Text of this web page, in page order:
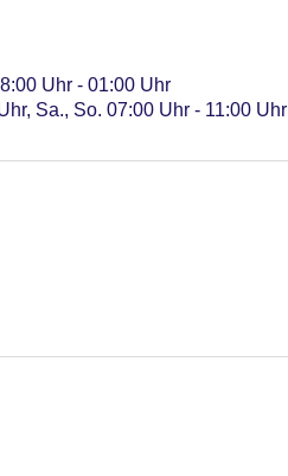
Uhr - 01:00 Uhr
Sa., So. 07:00 Uhr - 11:00 Uhr